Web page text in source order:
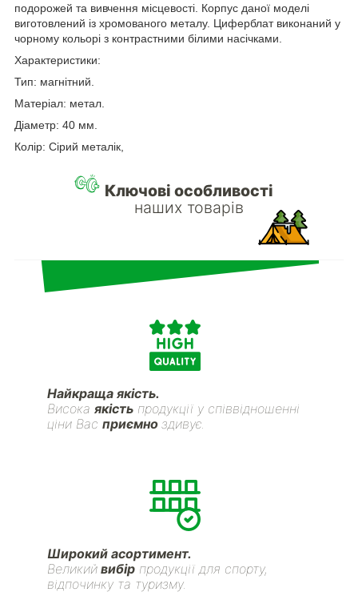
подорожей та вивчення місцевості. Корпус даної моделі
виготовлений із хромованого металу. Циферблат виконаний у
чорному кольорі з контрастними білими насічками.
Характеристики:
Тип: магнітний.
Матеріал: метал.
Діаметр: 40 мм.
Колір: Сірий металік,
Ключові особливості
наших товарів
Найкраща якість.
Висока якість продукції у співвідношенні
ціни Вас приємно здивує.
Широкий асортимент.
Великий вибір продукції для спорту,
відпочинку та туризму.